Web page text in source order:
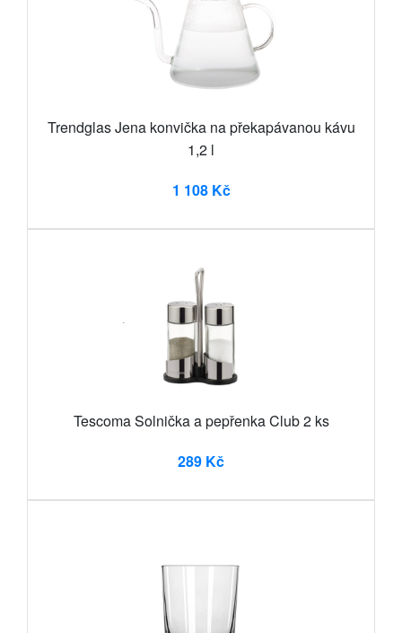
Trendglas Jena konvička na překapávanou kávu
1,2 l
1 108 Kč
Tescoma Solnička a pepřenka Club 2 ks
289 Kč